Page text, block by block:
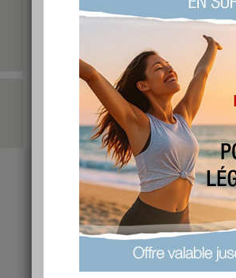
21 - 23 »
‹ Préc. 1 2 3 4 5
Alors ça c est
publié le 26/11/2008 à 21:12